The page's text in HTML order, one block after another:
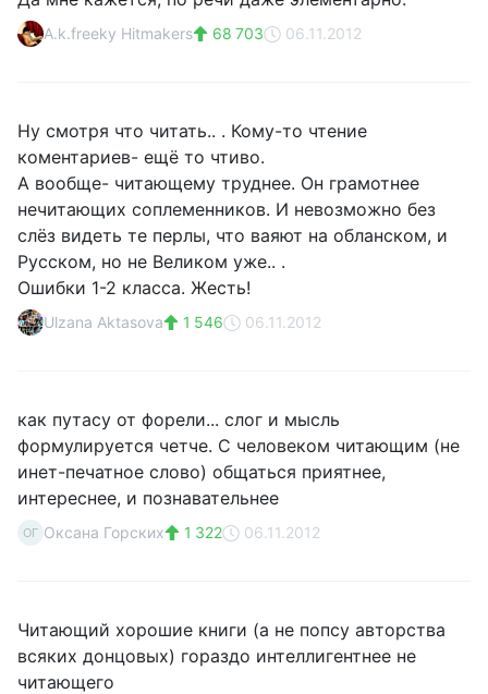
A.k.freeky Hitmakers 68 703 06.11.2012
Ну смотря что читать.. . Кому-то чтение
коментариев- ещё то чтиво.
А вообще- читающему труднее. Он грамотнее
нечитающих соплеменников. И невозможно без
слёз видеть те перлы, что ваяют на обланском, и
Русском, но не Великом уже.. .
Ошибки 1-2 класса. Жесть!
Ulzana Aktasova 1 546 06.11.2012
как путасу от форели... слог и мысль
формулируется четче. С человеком читающим (не
инет-печатное слово) общаться приятнее,
интереснее, и познавательнее
ОГ Оксана Горских 1 322 06.11.2012
Читающий хорошие книги (а не попсу авторства
всяких донцовых) гораздо интеллигентнее не
читающего